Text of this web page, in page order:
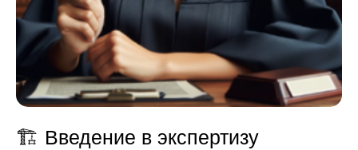
🏗️ Введение в экспертизу